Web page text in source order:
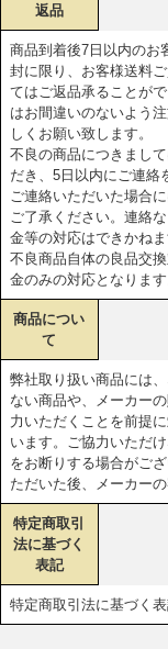
返品
商品到着後7日以内のお
封に限り、お客様送料
てはご返品承ることが
はお間違いのないよう
しくお願い致します。
不良の商品につきまし
だき、5日以内にご連絡
ご連絡いただいた場合
ご了承ください。連絡
金等の対応はできかね
不良商品自体の良品交
金のみの対応となります
商品につい
て
弊社取り扱い商品には
ない商品や、メーカー
力いただくことを前提
います。ご協力いただ
をお断りする場合がご
ただいた後、メーカー
特定商取引
法に基づく
表記
特定商取引法に基づく